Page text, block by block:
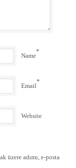
Name
*
Email
*
Website
üzere adımı, e-posta